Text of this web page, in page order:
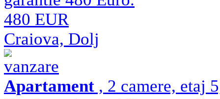
480 EUR
Craiova, Dolj
vanzare
Apartament , 2 camere, etaj